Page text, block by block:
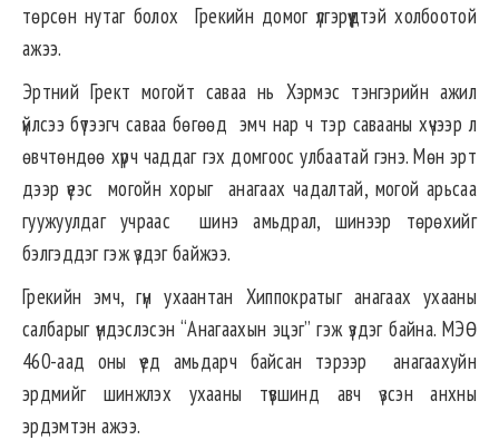
төрсөн нутаг болох Грекийн домог үлгэрүүдтэй холбоотой
ажээ.
Эртний Грект могойт саваа нь Хэрмэс тэнгэрийн ажил
үйлсээ бүтээгч саваа бөгөөд эмч нар ч тэр савааны хүчээр л
өвчтөндөө хүрч чаддаг гэх домгоос улбаатай гэнэ. Мөн эрт
дээр үеэс могойн хорыг анагаах чадалтай, могой арьсаа
гуужуулдаг учраас шинэ амьдрал, шинээр төрөхийг
бэлгэддэг гэж үздэг байжээ.
Грекийн эмч, гүн ухаантан Хиппократыг анагаах ухааны
салбарыг үндэслэсэн “Анагаахын эцэг” гэж үздэг байна. МЭӨ
460-аад оны үед амьдарч байсан тэрээр анагаахуйн
эрдмийг шинжлэх ухааны түвшинд авч үзсэн анхны
эрдэмтэн ажээ.